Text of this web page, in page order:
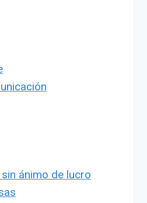
ánimo de lucro